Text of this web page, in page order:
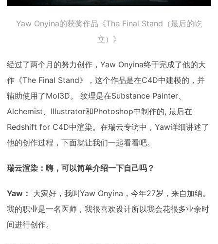
Yaw Onyina的获奖作品《The Final Stand（最后的屹
立）》
经过了两个月的努力创作，Yaw Onyina终于完成了他的大
作《The Final Stand》，这个作品是在C4D中建模的，并
辅助使用了MoI3D。 纹理是在Substance Painter、
Alchemist、Illustrator和Photoshop中制作的, 最后在
Redshift for C4D中渲染。在瑞云专访中，Yaw详细讲述了
他的创作过程，下面就让我们一起看看吧。
瑞云渲染：嗨，可以简单介绍一下自己吗？
Yaw： 大家好，我叫Yaw Onyina，今年27岁，来自加纳。
我的职业是一名医师，我很喜欢设计所以我会花很多业余时
间进行创作。